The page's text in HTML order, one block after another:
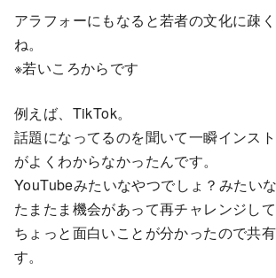
アラフォーにもなると若者の文化に疎
ね。
※若いころからです
例えば、TikTok。
話題になってるのを聞いて一瞬インス
がよくわからなかったんです。
YouTubeみたいなやつでしょ？みたいな
たまたま機会があって再チャレンジして
ちょっと面白いことが分かったので共
す。